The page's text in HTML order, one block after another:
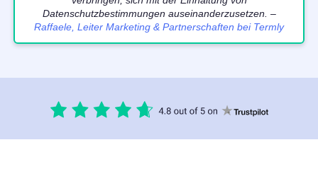
Datenschutzbestimmungen auseinanderzusetzen. –
Raffaele, Leiter Marketing & Partnerschaften bei Termly